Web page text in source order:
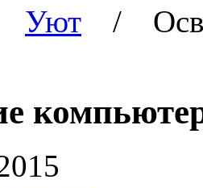
Уют /